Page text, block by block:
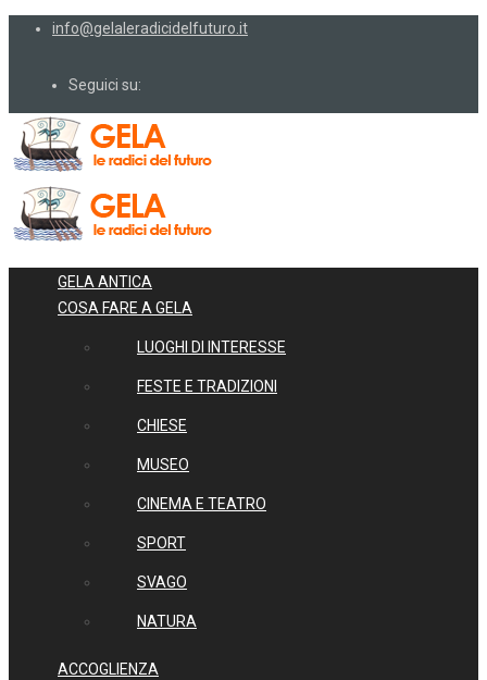
info@gelaleradicidelfuturo.it
Seguici su:
GELA ANTICA
COSA FARE A GELA
LUOGHI DI INTERESSE
FESTE E TRADIZIONI
CHIESE
MUSEO
CINEMA E TEATRO
SPORT
SVAGO
NATURA
ACCOGLIENZA